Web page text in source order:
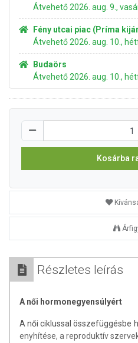
Átvehető 2026. aug. 9.,
Fény utcai piac (Príma
Átvehető 2026. aug. 10.,
Budaörs
Átvehető 2026. aug. 10.,
Kosárba
Részletes leírás
A női hormonegyensúlyért
A női ciklussal összefüggésbe
enyhítése, a reproduktív